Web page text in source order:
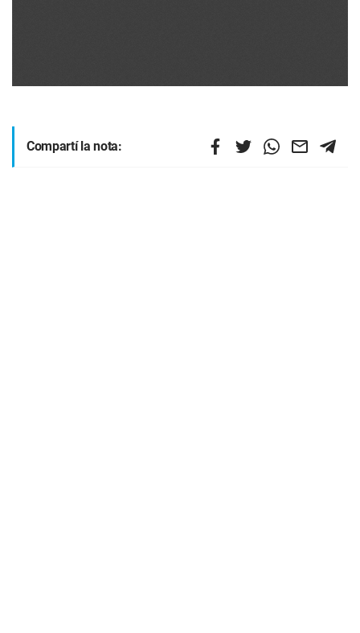
Compartí la nota: